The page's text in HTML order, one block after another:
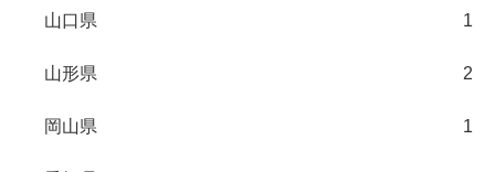
山口県 1
山形県 2
岡山県 1